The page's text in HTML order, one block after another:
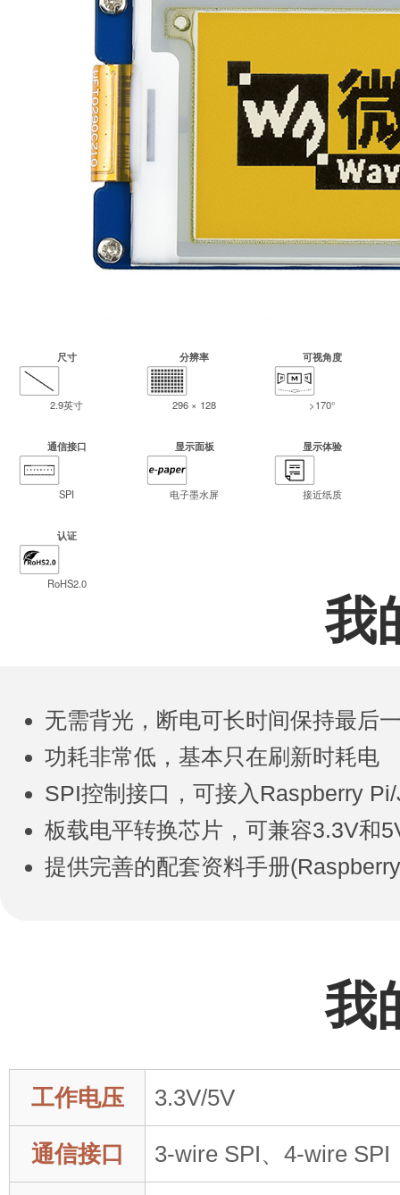
尺寸
2.9英寸
分辨率
296 × 128
可视角度
>170°
通信接口
SPI
显示面板
电子墨水屏
显示体验
接近纸质
认证
RoHS2.0
我
无需背光，断电可长时间保持最后
功耗非常低，基本只在刷新时耗电
SPI控制接口，可接入Raspberry
板载电平转换芯片，可兼容3.3V和
提供完善的配套资料手册
我
工作电压 3.3V/5V
通信接口 3-wire SPI、4-wire SPI